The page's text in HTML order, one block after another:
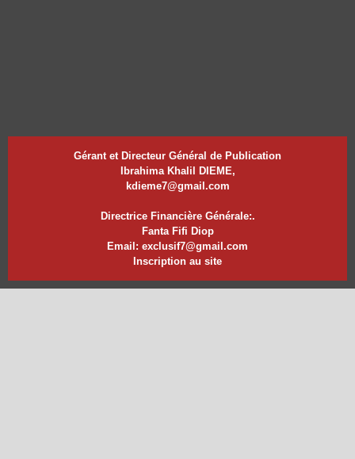
Gérant et Directeur Général de Publication
Ibrahima Khalil DIEME,
kdieme7@gmail.com
Directrice Financière Générale:.
Fanta Fifi Diop
Email: exclusif7@gmail.com
Inscription au site